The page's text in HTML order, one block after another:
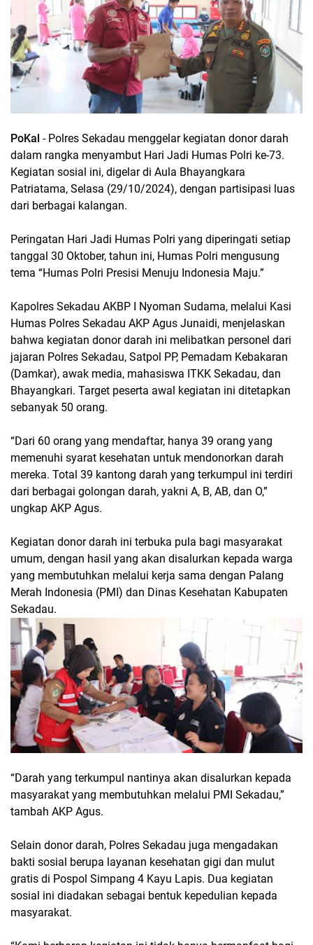
PoKal - Polres Sekadau menggelar kegiatan donor darah
dalam rangka menyambut Hari Jadi Humas Polri ke-73.
Kegiatan sosial ini, digelar di Aula Bhayangkara
Patriatama, Selasa (29/10/2024), dengan partisipasi luas
dari berbagai kalangan.
Peringatan Hari Jadi Humas Polri yang diperingati setiap
tanggal 30 Oktober, tahun ini, Humas Polri mengusung
tema “Humas Polri Presisi Menuju Indonesia Maju.”
Kapolres Sekadau AKBP I Nyoman Sudama, melalui Kasi
Humas Polres Sekadau AKP Agus Junaidi, menjelaskan
bahwa kegiatan donor darah ini melibatkan personel dari
jajaran Polres Sekadau, Satpol PP, Pemadam Kebakaran
(Damkar), awak media, mahasiswa ITKK Sekadau, dan
Bhayangkari. Target peserta awal kegiatan ini ditetapkan
sebanyak 50 orang.
“Dari 60 orang yang mendaftar, hanya 39 orang yang
memenuhi syarat kesehatan untuk mendonorkan darah
mereka. Total 39 kantong darah yang terkumpul ini terdiri
dari berbagai golongan darah, yakni A, B, AB, dan O,”
ungkap AKP Agus.
Kegiatan donor darah ini terbuka pula bagi masyarakat
umum, dengan hasil yang akan disalurkan kepada warga
yang membutuhkan melalui kerja sama dengan Palang
Merah Indonesia (PMI) dan Dinas Kesehatan Kabupaten
Sekadau.
“Darah yang terkumpul nantinya akan disalurkan kepada
masyarakat yang membutuhkan melalui PMI Sekadau,”
tambah AKP Agus.
Selain donor darah, Polres Sekadau juga mengadakan
bakti sosial berupa layanan kesehatan gigi dan mulut
gratis di Pospol Simpang 4 Kayu Lapis. Dua kegiatan
sosial ini diadakan sebagai bentuk kepedulian kepada
masyarakat.